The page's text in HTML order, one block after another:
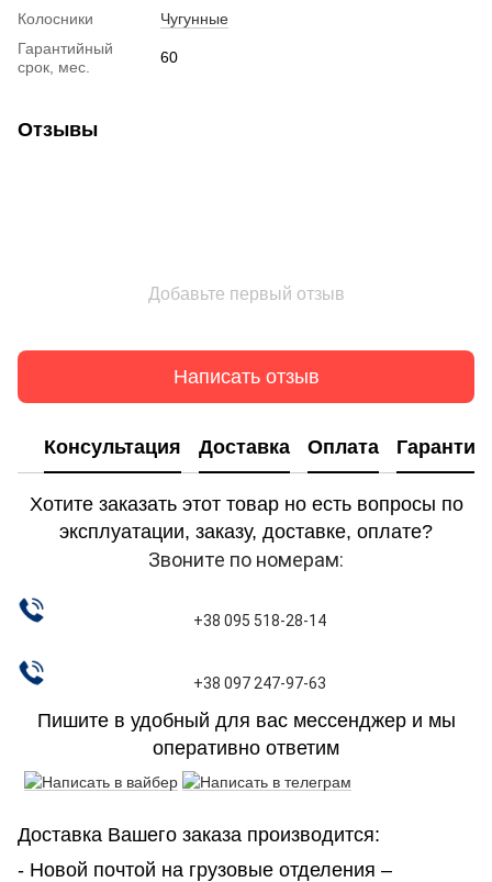
Колосники
Чугунные
Гарантийный
срок, мес.
60
Отзывы
Добавьте первый отзыв
Написать отзыв
Консультация Доставка Оплата Гарантия
Хотите заказать этот товар но есть вопросы по
эксплуатации, заказу, доставке, оплате?
Звоните по номерам:
+38 095 518-28-14
+38 097 247-97-63
Пишите в удобный для вас мессенджер и мы
оперативно ответим
Доставка Вашего заказа производится:
- Новой почтой на грузовые отделения –